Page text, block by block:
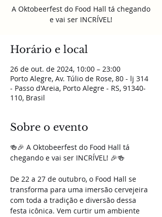
A Oktobeerfest do Food Hall tá chegando
e vai ser INCRÍVEL!
Horário e local
26 de out. de 2024, 10:00 – 23:00
Porto Alegre, Av. Túlio de Rose, 80 - lj 314
- Passo d'Areia, Porto Alegre - RS, 91340-
110, Brasil
Sobre o evento
🍻🎉 A Oktobeerfest do Food Hall tá
chegando e vai ser INCRÍVEL! 🎉🍻
De 22 a 27 de outubro, o Food Hall se
transforma para uma imersão cervejeira
com toda a tradição e diversão dessa
festa icônica. Vem curtir um ambiente